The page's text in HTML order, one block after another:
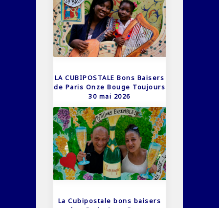
LA CUBIPOSTALE Bons Baisers
de Paris Onze Bouge Toujours
30 mai 2026
La Cubipostale bons baisers